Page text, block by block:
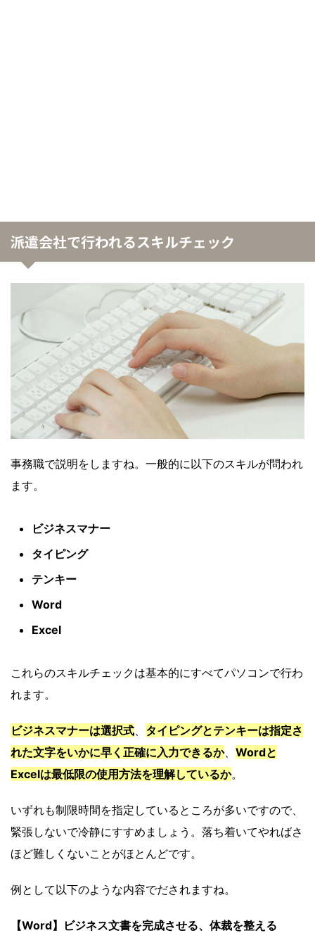
派遣会社で行われるスキルチェック
事務職で説明をしますね。一般的に以下のスキルが問われ
ます。
ビジネスマナー
タイピング
テンキー
Word
Excel
これらのスキルチェックは基本的にすべてパソコンで行わ
れます。
ビジネスマナーは選択式
タイピングとテンキーは指定さ
れた文字をいかに早く正確に入力できるか、 Wordと
Excelは最低限の使用方法を理解しているか。
いずれも制限時間を指定しているところが多いですので、
緊張しないで冷静にすすめましょう。落ち着いてやればさ
ほど難しくないことがほとんどです。
例として以下のような内容でだされますね。
【Word】ビジネス文書を完成させる、体裁を整える